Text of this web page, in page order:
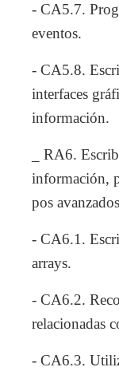
- CA5.7.
eventos.
- CA5.8.
interfaces
información.
_ RA6.
información,
pos
- CA6.1.
arrays.
- CA6.2.
relacionadas
- CA6.3.